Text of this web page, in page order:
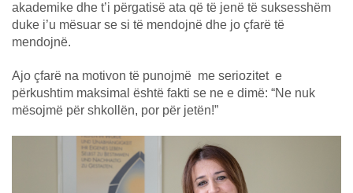
akademike dhe t’i përgatisë ata që të jenë të suksesshëm
duke i’u mësuar se si të mendojnë dhe jo çfarë të
mendojnë.
Ajo çfarë na motivon të punojmë me seriozitet e
përkushtim maksimal është fakti se ne e dimë: “Ne nuk
mësojmë për shkollën, por për jetën!”